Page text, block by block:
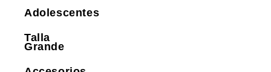
Adolescentes
Talla
Grande